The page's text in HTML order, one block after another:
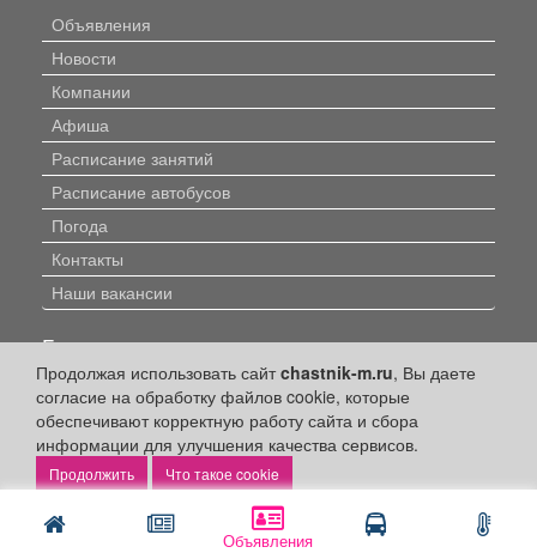
Объявления
Продолжая использовать сайтchastnik-m.ru, Вы даете
согласие на обработку файлов cookie, которые
обеспечивают корректную работу сайта и сбора
информации для улучшения качества сервисов.
Что такое cookie
Объявления
Новости
Компании
Афиша
Расписание занятий
Расписание автобусов
Погода
Контакты
Наши вакансии
Быстрые ссылки:
Установить приложение
Личный кабинет
Подать объявление
Подать объявление в газету
Поздравить